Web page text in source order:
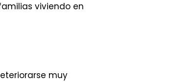
viviendo en
muy